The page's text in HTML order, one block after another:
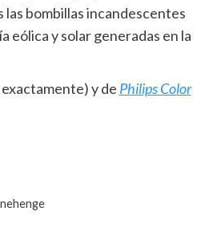
bombillas incandescentes
eólica y solar generadas en la
y de Philips Color